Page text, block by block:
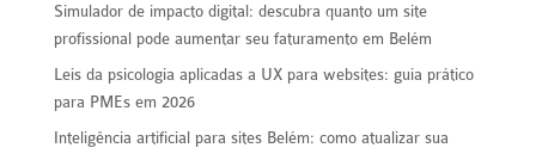
Simulador de impacto digital: descubra quanto um site
profissional pode aumentar seu faturamento em Belém
Leis da psicologia aplicadas a UX para websites: guia prático
para PMEs em 2026
Inteligência artificial para sites Belém: como atualizar sua